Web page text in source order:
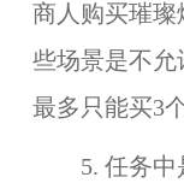
商人购买璀璨
些场景是不允
最多只能买3
5. 任务中